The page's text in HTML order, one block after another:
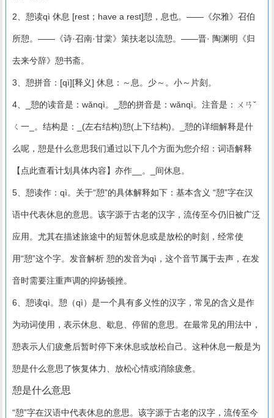
2、憩读qì 休息 [rest；have a rest]憩，息也。——《尔雅》召伯
所憩。——《诗·召南·甘棠》策扶老以流憩。——晋· 陶渊明《归
去来兮辞》憩书斋。
3、憩拼音：[qì][释义] 休息：～息。少～。小～片刻。
4、_憩的读音是：wǎnqì。_憩的拼音是：wǎnqì。注音是：ㄨㄢˇ
ㄑ一_。结构是：_(左右结构)憩(上下结构)。_憩的详细解释是什
么呢，憩是什么意思我们通过以下几个方面为您介绍：词语解释
【点此查看计划具体内容】亦作__。_间休息。
5、憩读作：qì。关于“憩”的具体解释如下：基本含义 “憩”字在汉
语中代表休息的意思。该字源于古老的汉字，流传至今仍旧被广泛
应用。尤其在描述旅途中的短暂休息或是放松的时刻，经常使
用“憩”这个字。发音解析 憩的发音为qì，这个音节属于去声，在发
音时需要注重声调的抑扬顿挫。
6、憩读qì。憩（qì）是一个具有多义性的汉字，常见的含义是作
为动词使用，表示休息、歇息、停留的意思。在最常见的用法中，
憩表示人们疲惫后暂时停下来休息或放松自己。这种休息一般是为
憩是什么意思了恢复体力、放松心情或消除疲惫。
憩是什么意思
“憩”字在汉语中代表休息的意思。该字源于古老的汉字，流传至今